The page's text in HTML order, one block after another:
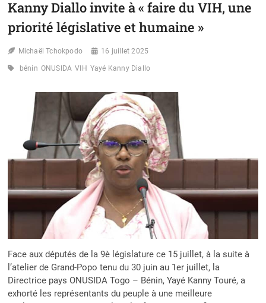
DU
AU
LANCEMENT
CAMPAGNE
D’ACCÉLÉRATION
SEPTEMBRE
Kanny Diallo invite à « faire du VIH, une
priorité législative et humaine »
Michaël Tchokpodo 16 juillet 2025
bénin ONUSIDA VIH Yayé Kanny Diallo
Face aux députés de la 9è législature ce 15 juillet, à la suite à
l’atelier de Grand-Popo tenu du 30 juin au 1er juillet, la
Directrice pays ONUSIDA Togo – Bénin, Yayé Kanny Touré, a
exhorté les représentants du peuple à une meilleure